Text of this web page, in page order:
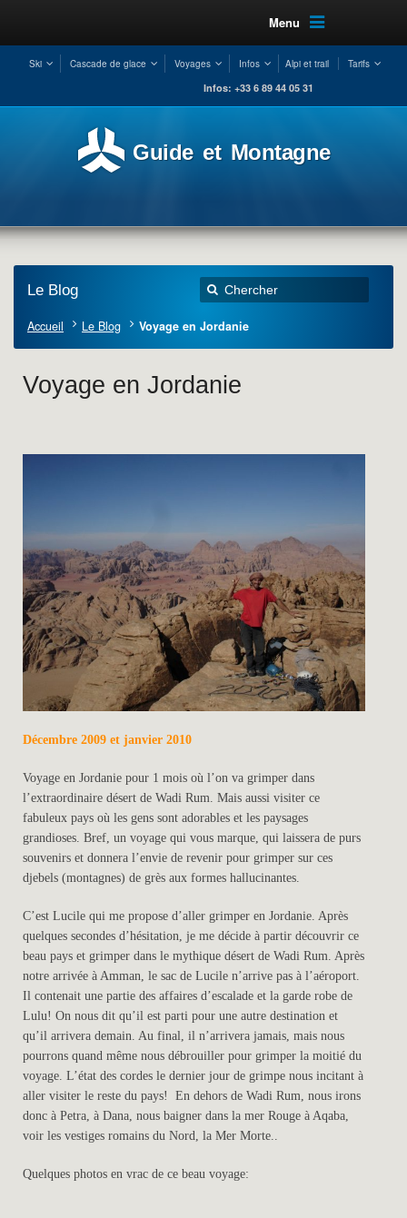
Menu
Ski Cascade de glace Voyages Infos Alpi et trail Tarifs
Infos: +33 6 89 44 05 31
Guide et Montagne
Le Blog
Accueil Le Blog Voyage en Jordanie
Voyage en Jordanie
Décembre 2009 et janvier 2010
Voyage en Jordanie pour 1 mois où l’on va grimper dans
l’extraordinaire désert de Wadi Rum. Mais aussi visiter ce
fabuleux pays où les gens sont adorables et les paysages
grandioses. Bref, un voyage qui vous marque, qui laissera de purs
souvenirs et donnera l’envie de revenir pour grimper sur ces
djebels (montagnes) de grès aux formes hallucinantes.
C’est Lucile qui me propose d’aller grimper en Jordanie. Après
quelques secondes d’hésitation, je me décide à partir découvrir ce
beau pays et grimper dans le mythique désert de Wadi Rum. Après
notre arrivée à Amman, le sac de Lucile n’arrive pas à l’aéroport.
Il contenait une partie des affaires d’escalade et la garde robe de
Lulu! On nous dit qu’il est parti pour une autre destination et
qu’il arrivera demain. Au final, il n’arrivera jamais, mais nous
pourrons quand même nous débrouiller pour grimper la moitié du
voyage. L’état des cordes le dernier jour de grimpe nous incitant à
aller visiter le reste du pays! En dehors de Wadi Rum, nous irons
donc à Petra, à Dana, nous baigner dans la mer Rouge à Aqaba,
voir les vestiges romains du Nord, la Mer Morte..
Quelques photos en vrac de ce beau voyage: